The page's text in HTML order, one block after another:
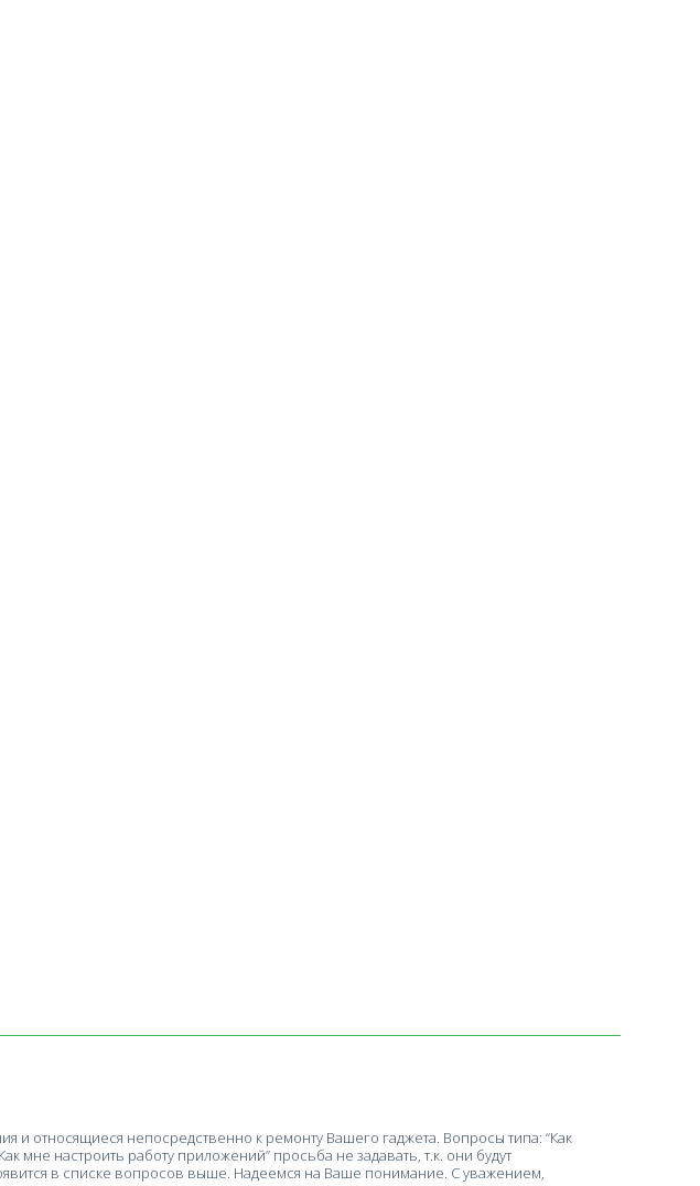
и относящиеся непосредственно к ремонту Вашего гаджета. Вопросы типа: “Как
мне настроить работу приложений” просьба не задавать, т.к. они будут
в списке вопросов выше. Надеемся на Ваше понимание. С уважением,